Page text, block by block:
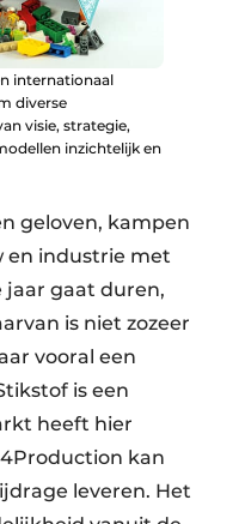
internationaal
diverse
visie, strategie,
inzichtelijk en
geloven, kampen
en industrie met
jaar gaat duren,
is niet zozeer
vooral een
is een
heeft hier
kan
leveren. Het